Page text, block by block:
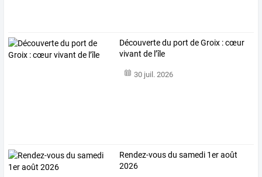
Découverte du port de Groix : cœur
vivant de l’île
30 juil. 2026
Rendez-vous du samedi 1er août
2026